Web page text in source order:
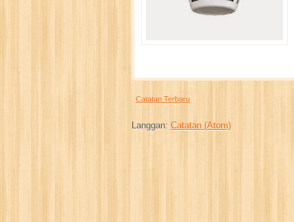
Catatan Terbaru
Langgan:Catatan (Atom)